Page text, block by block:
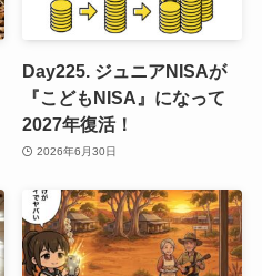
Day225. ジュニアNISAが
『こどもNISA』になって
2027年復活！
2026年6月30日